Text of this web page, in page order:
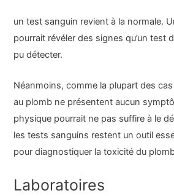
un test sanguin revient à la normale.
pourrait révéler des signes qu’un test
pu détecter.
Néanmoins, comme la plupart des
au plomb ne présentent aucun
physique pourrait ne pas suffire à le
les tests sanguins restent un outil
pour diagnostiquer la toxicité du
Laboratoires